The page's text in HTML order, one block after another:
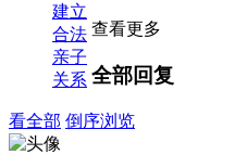
建立
合法
亲子
关系
查看更多
全部回复
看全部 倒序浏览